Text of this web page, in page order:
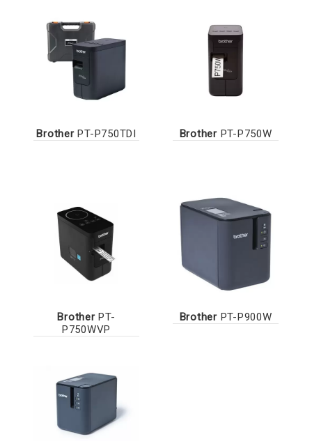
BrotherPT-P750TDI BrotherPT-P750W
BrotherPT-
P750WVP
BrotherPT-P900W